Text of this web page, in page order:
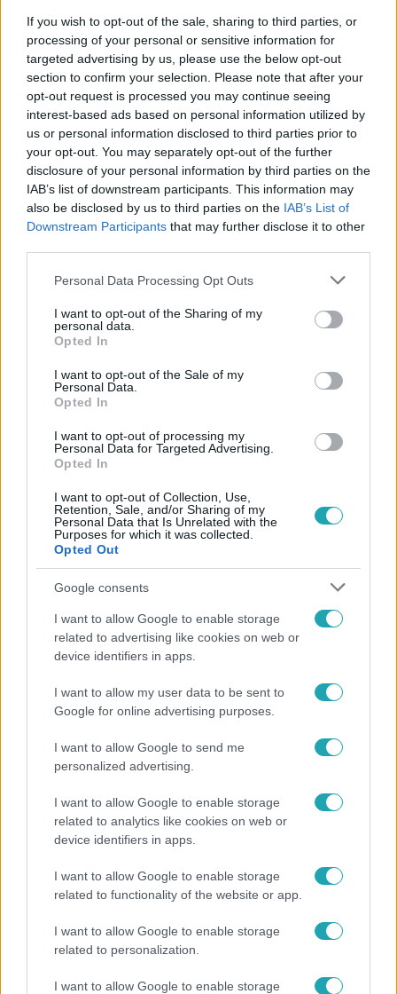
If you wish to opt-out of the sale, sharing to third parties, or
processing of your personal or sensitive information for
targeted advertising by us, please use the below opt-out
section to confirm your selection. Please note that after your
opt-out request is processed you may continue seeing
interest-based ads based on personal information utilized by
us or personal information disclosed to third parties prior to
your opt-out. You may separately opt-out of the further
disclosure of your personal information by third parties on the
IAB’s list of downstream participants. This information may
also be disclosed by us to third parties on the IAB’s List of
Downstream Participants that may further disclose it to other
Please note that this website/app uses one or more Google
not limited to your visit or usage behaviour. You may click to
grant or deny consent to Google and its third-party tags to
use your data for below specified purposes in below Google
consent section.
Personal Data Processing Opt Outs
I want to opt-out of the Sharing of my
personal data.
Opted In
I want to opt-out of the Sale of my
Personal Data.
Opted In
I want to opt-out of processing my
Personal Data for Targeted Advertising.
Opted In
I want to opt-out of Collection, Use,
Retention, Sale, and/or Sharing of my
Personal Data that Is Unrelated with the
Purposes for which it was collected.
Opted Out
Google consents
I want to allow Google to enable storage
related to advertising like cookies on web or
device identifiers in apps.
I want to allow my user data to be sent to
Google for online advertising purposes.
I want to allow Google to send me
personalized advertising.
I want to allow Google to enable storage
related to analytics like cookies on web or
device identifiers in apps.
I want to allow Google to enable storage
related to functionality of the website or app.
I want to allow Google to enable storage
related to personalization.
I want to allow Google to enable storage
Követem
#A SÉF MEG A TÖBBIEK # RTL #EXTRA VIDEÓK
#RTL KLUB #EXTRA #SCHNEIDER ZOLTÁN
#CSONKA BANDI #FORGATÓKÖNYV #FORGATÁS
Otthagyta a rádiózást, most óceánjáró hajón